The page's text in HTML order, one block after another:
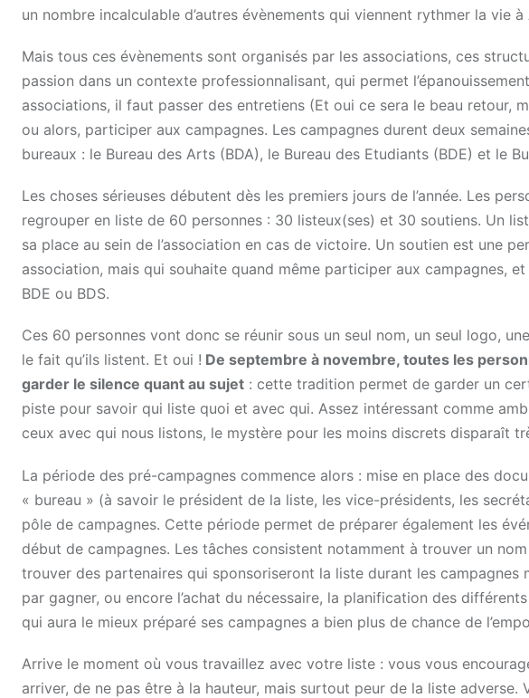
un nombre incalculable d’autres évènements qui viennent rythmer la vie à
Mais tous ces évènements sont organisés par les associations, ces
passion dans un contexte professionnalisant, qui permet
associations, il faut passer des entretiens (Et oui ce sera le beau retour,
ou alors, participer aux campagnes. Les campagnes durent deux
bureaux : le Bureau des Arts (BDA), le Bureau des Etudiants (BDE) et le
Les choses sérieuses débutent dès les premiers jours de l’année. Les
regrouper en liste de 60 personnes : 30 listeux(ses) et 30 soutiens. Un
sa place au sein de l’association en cas de victoire. Un soutien est une
association, mais qui souhaite quand même participer aux campagnes,
BDE ou BDS.
Ces 60 personnes vont donc se réunir sous un seul nom, un seul logo,
le fait qu’ils listent. Et oui ! De septembre à novembre, toutes les
garder le silence quant au sujet : cette tradition permet de garder un
piste pour savoir qui liste quoi et avec qui. Assez intéressant comme
ceux avec qui nous listons, le mystère pour les moins discrets disparaît
La période des pré-campagnes commence alors : mise en place des
« bureau » (à savoir le président de la liste, les vice-présidents, les
pôle de campagnes. Cette période permet de préparer également les
début de campagnes. Les tâches consistent notamment à trouver un
trouver des partenaires qui sponsoriseront la liste durant les
par gagner, ou encore l’achat du nécessaire, la planification des
qui aura le mieux préparé ses campagnes a bien plus de chance de
Arrive le moment où vous travaillez avec votre liste : vous vous
arriver, de ne pas être à la hauteur, mais surtout peur de la liste adverse.